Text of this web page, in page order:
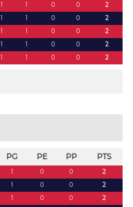
1 1 0 0
2
1 1 0 0
2
1 1 0 0
2
1 1 0 0
2
1 1 0 0 2
PG PE PP PTS
1 0 0
2
1 0 0
2
1 0 0
2